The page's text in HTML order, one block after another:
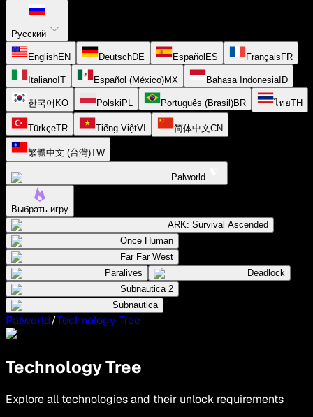
Русский
EnglishEN DeutschDE EspañolES FrançaisFR
ItalianoIT Español (México)MX Bahasa IndonesiaID
한국어 KO PolskiPL Português (Brasil)BR ไทยTH
TürkçeTR Tiếng ViệtVI 简体中文CN
繁體中文 (台灣)TW
Palworld
Выбрать игру
ARK: Survival Ascended
Once Human
Far Far West
Paralives
Deadlock
Subnautica 2
Subnautica
Palworld/Technology Tree
Technology Tree
Explore all technologies and their unlock requirements